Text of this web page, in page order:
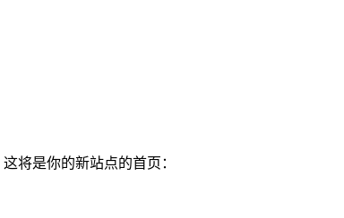
将是你的新站点的首页：